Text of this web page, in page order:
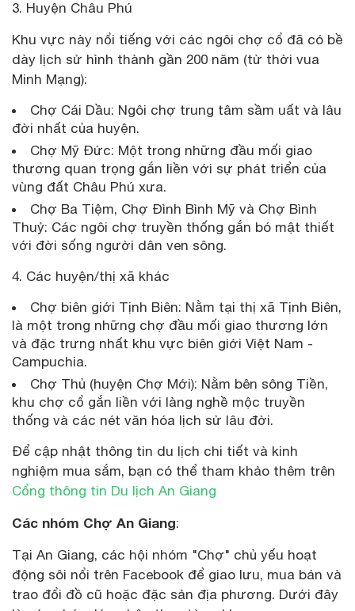
3. Huyện Châu Phú
Khu vực này nổi tiếng với các ngôi chợ cổ đã có bề
dày lịch sử hình thành gần 200 năm (từ thời vua
Minh Mạng):
Chợ Cái Dầu: Ngôi chợ trung tâm sầm uất và lâu
đời nhất của huyện.
Chợ Mỹ Đức: Một trong những đầu mối giao
thương quan trọng gắn liền với sự phát triển của
vùng đất Châu Phú xưa.
Chợ Ba Tiệm, Chợ Đình Bình Mỹ và Chợ Bình
Thuỷ: Các ngôi chợ truyền thống gắn bó mật thiết
với đời sống người dân ven sông.
4. Các huyện/thị xã khác
Chợ biên giới Tịnh Biên: Nằm tại thị xã Tịnh Biên,
là một trong những chợ đầu mối giao thương lớn
và đặc trưng nhất khu vực biên giới Việt Nam -
Campuchia.
Chợ Thủ (huyện Chợ Mới): Nằm bên sông Tiền,
khu chợ cổ gắn liền với làng nghề mộc truyền
thống và các nét văn hóa lịch sử lâu đời.
Để cập nhật thông tin du lịch chi tiết và kinh
nghiệm mua sắm, bạn có thể tham khảo thêm trên
Cổng thông tin Du lịch An Giang
Các nhóm Chợ An Giang:
Tại An Giang, các hội nhóm "Chợ" chủ yếu hoạt
động sôi nổi trên Facebook để giao lưu, mua bán và
trao đổi đồ cũ hoặc đặc sản địa phương. Dưới đây